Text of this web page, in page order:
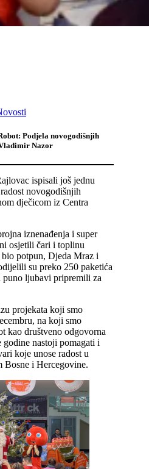
Podjela novogodišnjih
Nazor
ispisali još jednu
novogodišnjih
dječicom iz Centra
iznenađenja i super
osjetili čari i toplinu
potpun, Djeda Mraz i
su preko 250 paketića
puno ljubavi pripremili za
projekata koji smo
na koji smo
kao društveno odgovorna
nastoji pomagati i
koje unose radost u
Bosne i Hercegovine.